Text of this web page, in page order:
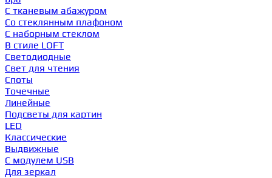
С тканевым абажуром
Со стеклянным плафоном
С наборным стеклом
В стиле LOFT
Светодиодные
Свет для чтения
Споты
Точечные
Линейные
Подсветы для картин
LED
Классические
Выдвижные
С модулем USB
Для зеркал